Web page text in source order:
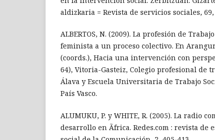
aldizkaria = Revista de servicios sociales, 69,
ALBERTOS, N. (2009). La profesión de
feminista a un proceso colectivo. En
(coords.), Hacia una intervención con
64), Vitoria-Gasteiz, Colegio profesional de
Álava y Escuela Universitaria de Trabajo
País Vasco.
ALUMUKU, P. y WHITE, R. (2005). La radio
desarrollo en Ãfrica. Redes.com : revista de